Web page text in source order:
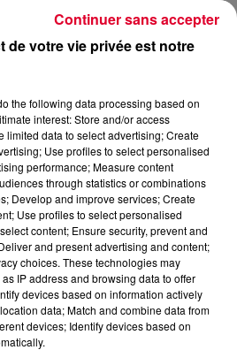
de votre vie privée est notre
the following data processing based on
interest: Store and/or access
limited data to select advertising; Create
Use profiles to select personalised
performance; Measure content
through statistics or combinations
Develop and improve services; Create
Use profiles to select personalised
content; Ensure security, prevent and
and present advertising and content;
choices. These technologies may
IP address and browsing data to offer
devices based on information actively
data; Match and combine data from
devices; Identify devices based on
Continuer sans accepter